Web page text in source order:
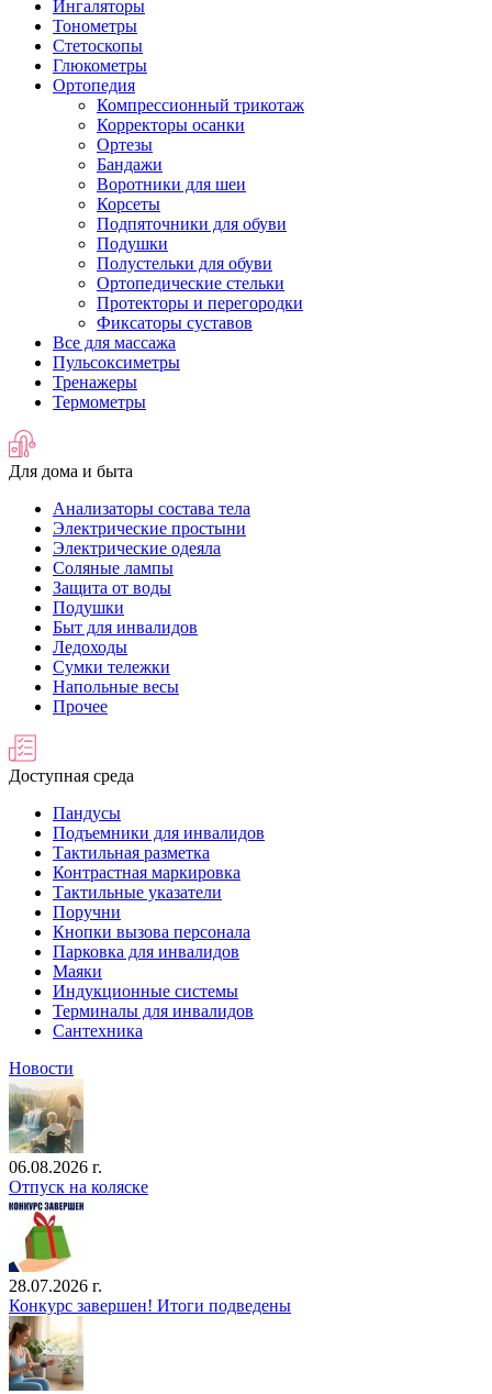
Ингаляторы
Тонометры
Стетоскопы
Глюкометры
Ортопедия
Компрессионный трикотаж
Корректоры осанки
Ортезы
Бандажи
Воротники для шеи
Корсеты
Подпяточники для обуви
Подушки
Полустельки для обуви
Ортопедические стельки
Протекторы и перегородки
Фиксаторы суставов
Все для массажа
Пульсоксиметры
Тренажеры
Термометры
Для дома и быта
Анализаторы состава тела
Электрические простыни
Электрические одеяла
Соляные лампы
Защита от воды
Подушки
Быт для инвалидов
Ледоходы
Сумки тележки
Напольные весы
Прочее
Доступная среда
Пандусы
Подъемники для инвалидов
Тактильная разметка
Контрастная маркировка
Тактильные указатели
Поручни
Кнопки вызова персонала
Парковка для инвалидов
Маяки
Индукционные системы
Терминалы для инвалидов
Сантехника
Новости
06.08.2026 г.
Отпуск на коляске
28.07.2026 г.
Конкурс завершен! Итоги подведены